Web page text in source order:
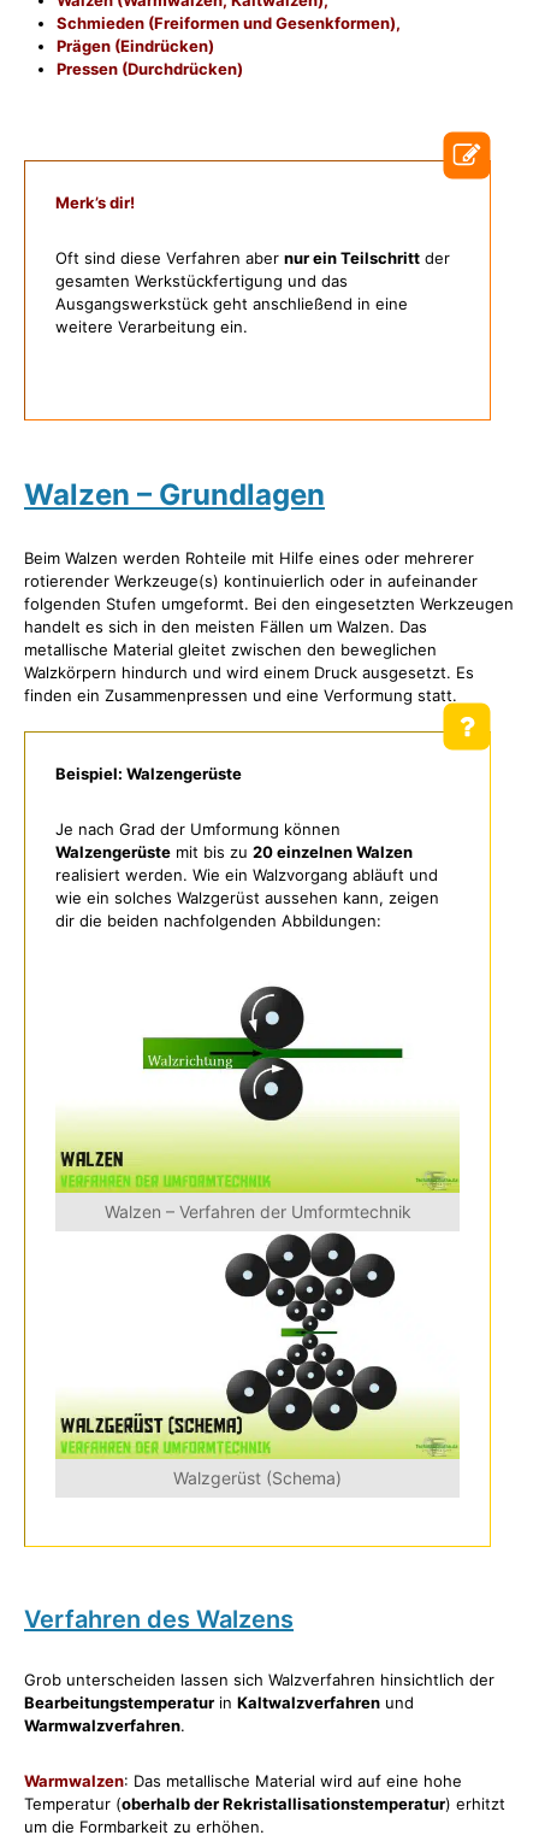
Schmieden (Freiformen und Gesenkformen),
Prägen (Eindrücken)
Pressen (Durchdrücken)
Merk’s dir!
Oft sind diese Verfahren aber nur ein Teilschritt der
gesamten Werkstückfertigung und das
Ausgangswerkstück geht anschließend in eine
weitere Verarbeitung ein.
Walzen – Grundlagen
Beim Walzen werden Rohteile mit Hilfe eines oder mehrerer
rotierender Werkzeuge(s) kontinuierlich oder in aufeinander
folgenden Stufen umgeformt. Bei den eingesetzten Werkzeugen
handelt es sich in den meisten Fällen um Walzen. Das
metallische Material gleitet zwischen den beweglichen
Walzkörpern hindurch und wird einem Druck ausgesetzt. Es
finden ein Zusammenpressen und eine Verformung statt.
Beispiel: Walzengerüste
Je nach Grad der Umformung können
Walzengerüste mit bis zu 20 einzelnen Walzen
realisiert werden. Wie ein Walzvorgang abläuft und
wie ein solches Walzgerüst aussehen kann, zeigen
dir die beiden nachfolgenden Abbildungen:
Walzen – Verfahren der Umformtechnik
Walzgerüst (Schema)
Verfahren des Walzens
Grob unterscheiden lassen sich Walzverfahren hinsichtlich der
Bearbeitungstemperatur in Kaltwalzverfahren und
Warmwalzverfahren.
Warmwalzen: Das metallische Material wird auf eine hohe
Temperatur (oberhalb der Rekristallisationstemperatur) erhitzt
um die Formbarkeit zu erhöhen.